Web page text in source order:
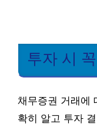
투자 시
채무증권 거래에
확히 알고 투자